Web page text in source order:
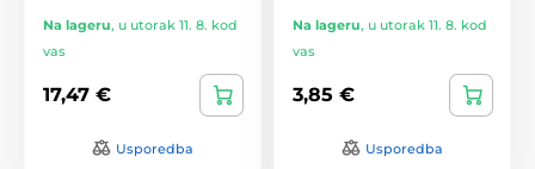
Na lageru, u utorak 11. 8. kod
vas
17,47 €
Usporedba
Na lageru, u utorak 11. 8. kod
vas
3,85 €
Usporedba